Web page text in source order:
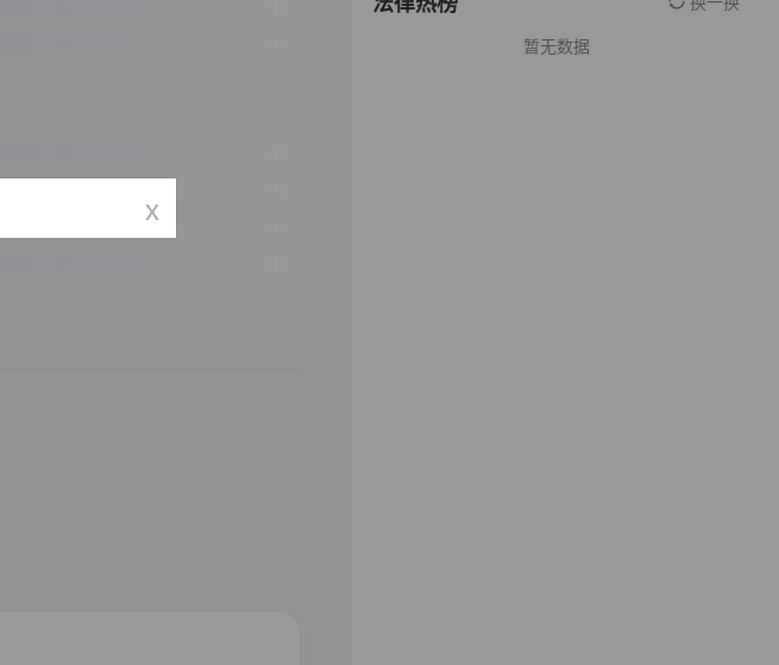
暂无数据
x